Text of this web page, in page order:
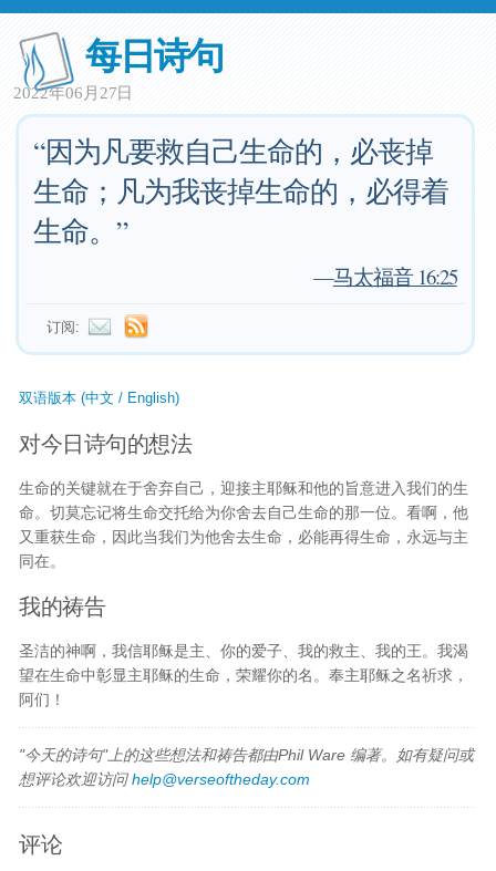
每日诗句
2022年06月27日
“因为凡要救自己生命的，必丧掉
生命；凡为我丧掉生命的，必得着
生命。”
—马太福音 16:25
订阅:
双语版本 (中文 / English)
对今日诗句的想法
生命的关键就在于舍弃自己，迎接主耶稣和他的旨意进入我们的生
命。切莫忘记将生命交托给为你舍去自己生命的那一位。看啊，他
又重获生命，因此当我们为他舍去生命，必能再得生命，永远与主
同在。
我的祷告
圣洁的神啊，我信耶稣是主、你的爱子、我的救主、我的王。我渴
望在生命中彰显主耶稣的生命，荣耀你的名。奉主耶稣之名祈求，
阿们！
"今天的诗句"上的这些想法和祷告都由Phil Ware 编著。如有疑问或
想评论欢迎访问help@verseoftheday.com
评论